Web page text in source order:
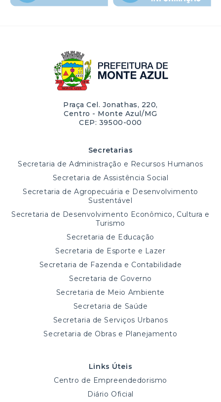
Praça Cel. Jonathas, 220,
Centro - Monte Azul/MG
CEP: 39500-000
Secretarias
Secretaria de Administração e Recursos Humanos
Secretaria de Assistência Social
Secretaria de Agropecuária e Desenvolvimento
Sustentável
Secretaria de Desenvolvimento Econômico, Cultura e
Turismo
Secretaria de Educação
Secretaria de Esporte e Lazer
Secretaria de Fazenda e Contabilidade
Secretaria de Governo
Secretaria de Meio Ambiente
Secretaria de Saúde
Secretaria de Serviços Urbanos
Secretaria de Obras e Planejamento
Links Úteis
Centro de Empreendedorismo
Diário Oficial